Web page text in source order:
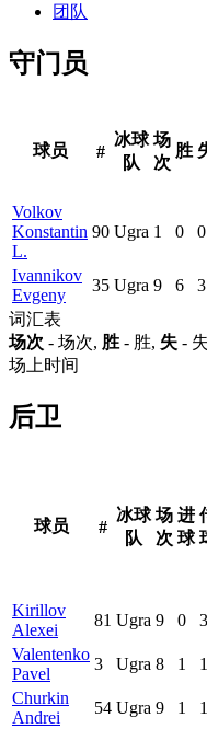
团队
守门员
球员 #
冰球
队
场
次
胜
Volkov
Konstantin
L.
90 Ugra 1 0 0
Ivannikov
Evgeny
35 Ugra 9 6 3
词汇表
场次 - 场次, 胜 - 胜, 失 -
场上时间
后卫
球员 #
冰球
队
场
次
进
球
Kirillov
Alexei
81 Ugra 9 0 3
Valentenko
Pavel
3 Ugra 8 1 1
Churkin
Andrei
54 Ugra 9 1 1